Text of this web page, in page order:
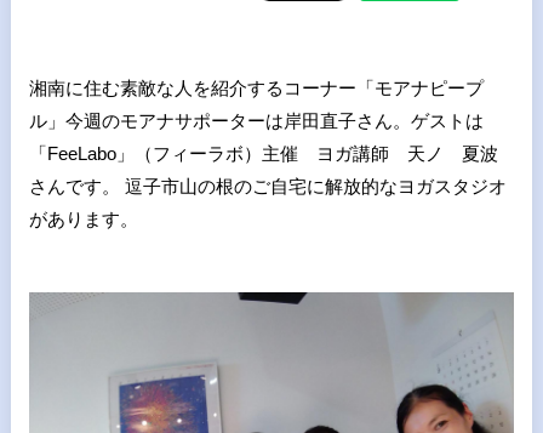
湘南に住む素敵な人を紹介するコーナー「モアナピープ
ル」今週のモアナサポーターは岸田直子さん。ゲストは
「FeeLabo」（フィーラボ） 主催 ヨガ講師 天ノ 夏波
さんです。 逗子市山の根のご自宅に解放的なヨガスタジオ
があります。